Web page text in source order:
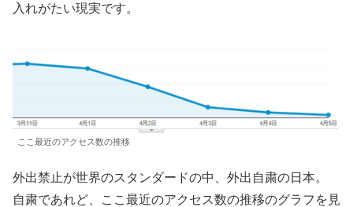
入れがたい現実です。
ここ最近のアクセス数の推移
外出禁止が世界のスタンダードの中、外出自粛の日本。
自粛であれど、ここ最近のアクセス数の推移のグラフを見